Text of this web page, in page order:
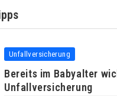
Unfallversicherung
Bereits im Babyalter
Unfallversicherung